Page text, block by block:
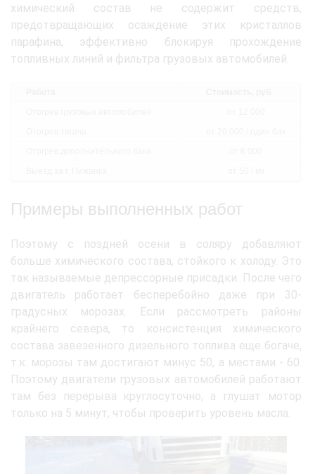
химический состав не содержит средств,
предотвращающих осаждение этих кристаллов
парафина, эффективно блокируя прохождение
топливных линий и фильтра грузовых автомобилей.
Примеры выполненных работ
Поэтому с поздней осени в соляру добавляют
больше химического состава, стойкого к холоду. Это
так называемые депрессорные присадки. После чего
двигатель работает бесперебойно даже при 30-
градусных морозах. Если рассмотреть районы
крайнего севера, то консистенция химического
состава завезенного дизельного топлива еще богаче,
т.к. морозы там достигают минус 50, а местами - 60.
Поэтому двигатели грузовых автомобилей работают
там без перерыва круглосуточно, а глушат мотор
только на 5 минут, чтобы проверить уровень масла.